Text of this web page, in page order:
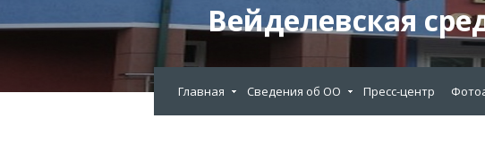
Вейделевская
Главная Сведения об ОО Пресс-центр